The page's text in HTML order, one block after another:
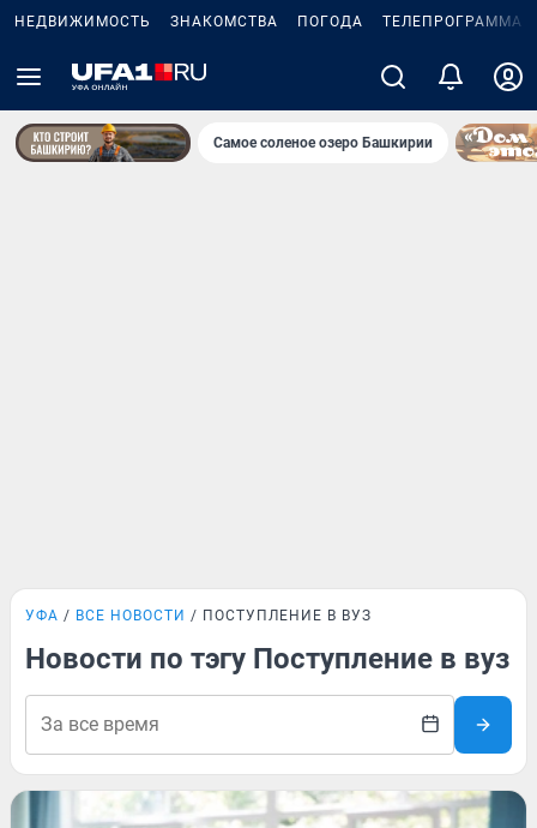
НЕДВИЖИМОСТЬ ЗНАКОМСТВА ПОГОДА ТЕЛЕПРОГРАММА
Самое соленое озеро Башкирии
УФА ВСЕ НОВОСТИ ПОСТУПЛЕНИЕ В ВУЗ
Новости по тэгу Поступление в вуз